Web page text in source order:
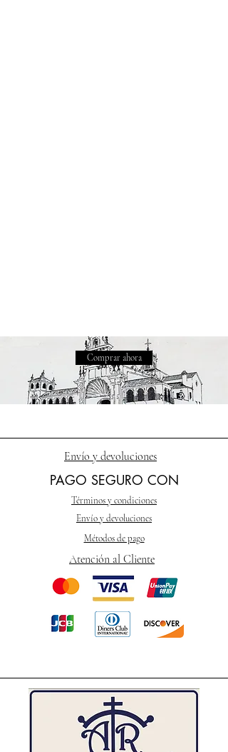
Comprar ahora
Envío y devoluciones
PAGO SEGURO CON
Términos y condiciones
Envío y devoluciones
Métodos de pago
Atención al Cliente